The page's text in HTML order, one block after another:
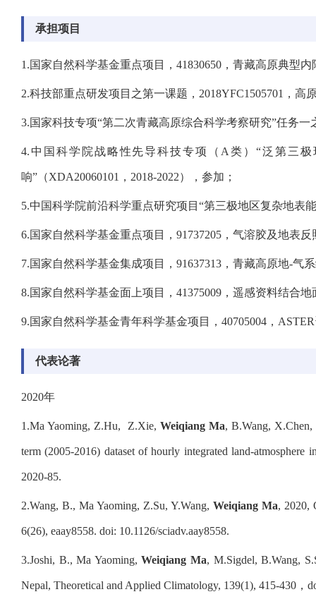
承担项目
1.国家自然科学基金重点项目，41830650，青藏高原典型
2.科技部重点研发项目之第一课题， 2018YFC1505701 ，高
3.国家科技专项“第二次青藏高原综合科学考察研究”任务一
4. 中国科学院战略性先导科技专项（ A 类） “泛第三极
响” （XDA20060101 ， 2018-2022），参加；
5.中国科学院前沿科学重点研究项目 “第三极地区复杂地表
6.国家自然科学基金重点项目， 91737205 ，气溶胶及地表
7.国家自然科学基金集成项目， 91637313 ，青藏高原地-气
8.国家自然科学基金面上项目， 41375009 ，遥感资料结合
9.国家自然科学基金青年科学基金项目， 40705004 ， ASTER
代表论著
2020年
1.Ma Yaoming, Z.Hu, Z.Xie, Weiqiang Ma, B.Wang,
term (2005-2016) dataset of hourly integrated land-atmosphere
2020-85.
2.Wang, B., Ma Yaoming, Z.Su, Y.Wang, Weiqiang Ma, 2020,
6(26), eaay8558. doi: 10.1126/sciadv.aay8558.
3.Joshi, B., Ma Yaoming,Weiqiang Ma, M.Sigdel, B.Wang,
Nepal, Theoretical and Applied Climatology, 139(1), 415-430 ，